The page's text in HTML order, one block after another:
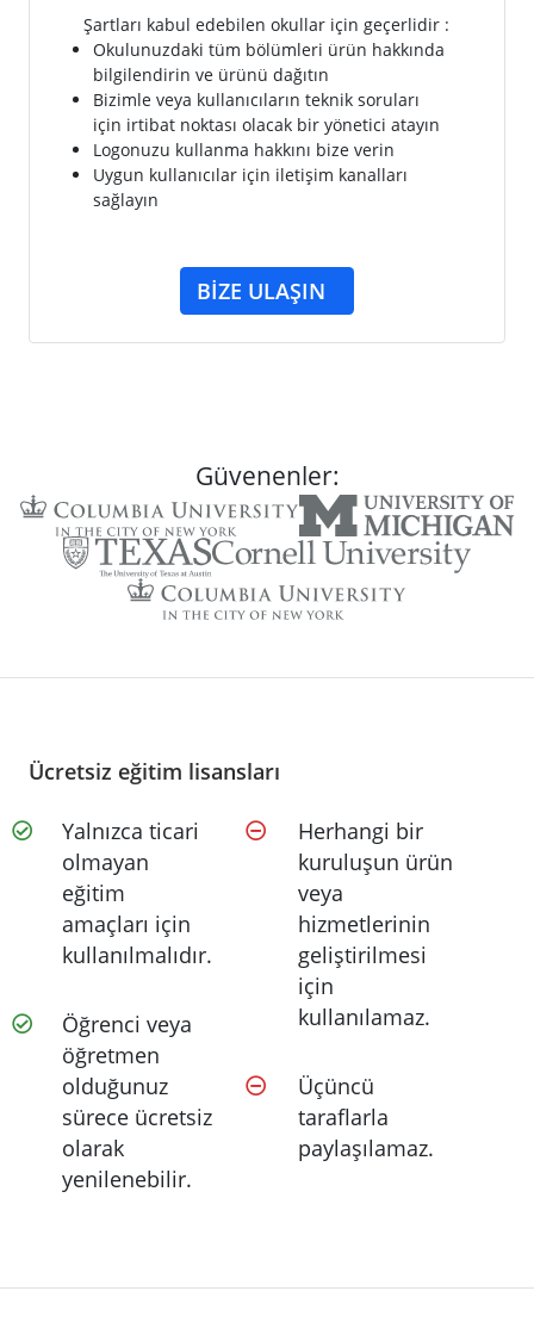
Şartları kabul edebilen okullar için geçerlidir :
Okulunuzdaki tüm bölümleri ürün hakkında
bilgilendirin ve ürünü dağıtın
Bizimle veya kullanıcıların teknik soruları
için irtibat noktası olacak bir yönetici atayın
Logonuzu kullanma hakkını bize verin
Uygun kullanıcılar için iletişim kanalları
sağlayın
BIZE ULAŞIN
Güvenenler:
Ücretsiz eğitim lisansları
Yalnızca ticari
olmayan
eğitim
amaçları için
kullanılmalıdır.
Öğrenci veya
öğretmen
olduğunuz
sürece ücretsiz
olarak
yenilenebilir.
Herhangi bir
kuruluşun ürün
veya
hizmetlerinin
geliştirilmesi
için
kullanılamaz.
Üçüncü
taraflarla
paylaşılamaz.